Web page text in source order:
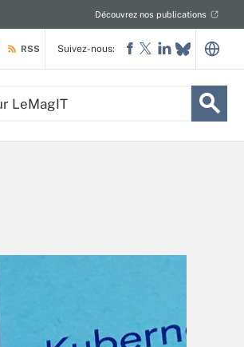
Découvrez nos publications
RSS Suivez-nous: